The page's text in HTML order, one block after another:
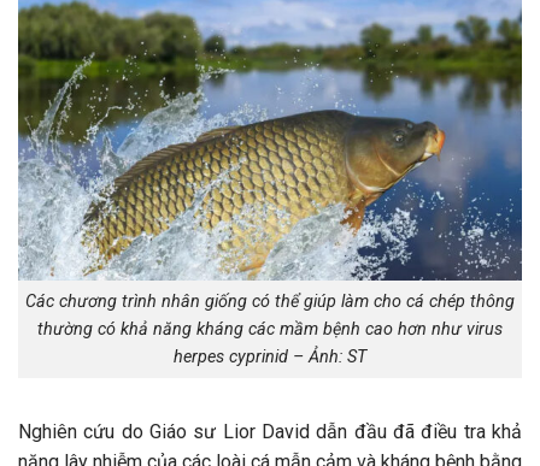
Các chương trình nhân giống có thể giúp làm cho cá chép thông
thường có khả năng kháng các mầm bệnh cao hơn như virus
herpes cyprinid – Ảnh: ST
Nghiên cứu do Giáo sư Lior David dẫn đầu đã điều tra khả
năng lây nhiễm của các loài cá mẫn cảm và kháng bệnh bằng